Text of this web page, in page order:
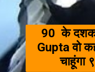
90 के
Gupta वो